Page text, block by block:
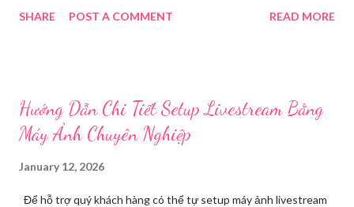
Công an tỉnh Bắc Ninh đã tiếp nhận đơn trình báo của chị
cá nhân tại phần bình luận, để đặt hàng. Chỉ một thời gian ngắn
sau, chị nhận được cuộc gọi từ một người tự xưng là chủ shop,
mới nhất Để "xác nhận phần quà", đối tượng yêu cầu chị T cung
SHARE POST A COMMENT READ MORE
Hướng Dẫn Chi Tiết Setup Livestream Bằng
Máy Ảnh Chuyên Nghiệp
January 12, 2026
Để hỗ trợ quý khách hàng có thể tự setup máy ảnh livestream